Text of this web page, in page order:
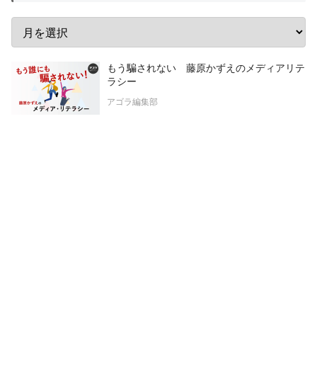
もう騙されない 藤原かずえのメディアリテ
ラシー
アゴラ編集部